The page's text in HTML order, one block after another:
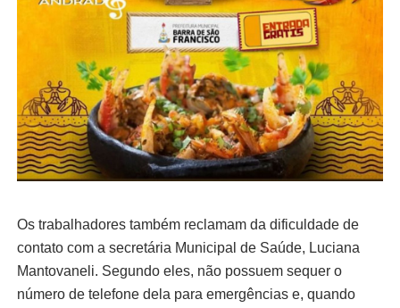
Os trabalhadores também reclamam da dificuldade de
contato com a secretária Municipal de Saúde, Luciana
Mantovaneli. Segundo eles, não possuem sequer o
número de telefone dela para emergências e, quando